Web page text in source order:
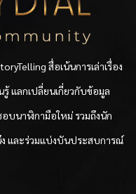
สื่อเน้นการเล่าเรื่อง
รู้ แลกเปลี่ยนเกี่ยวกับข้อมูล
บนาฬิกามือใหม่ รวมถึงนัก
และร่วมแบ่งบันประสบการณ์